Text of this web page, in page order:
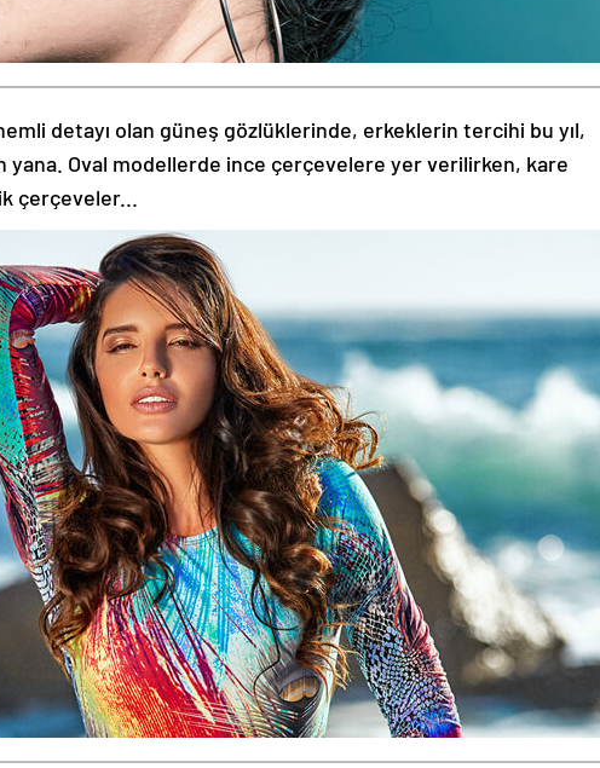
detayı olan güneş gözlüklerinde, erkeklerin tercihi bu yıl,
Oval modellerde ince çerçevelere yer verilirken, kare
çerçeveler...